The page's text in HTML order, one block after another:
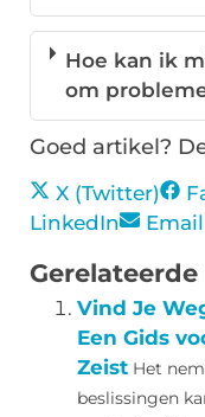
Hoe kan ik
om
Goed artikel?
X (Twitter)
LinkedIn
Email
Vind Je
Een Gids
Zeist Het
beslissingen